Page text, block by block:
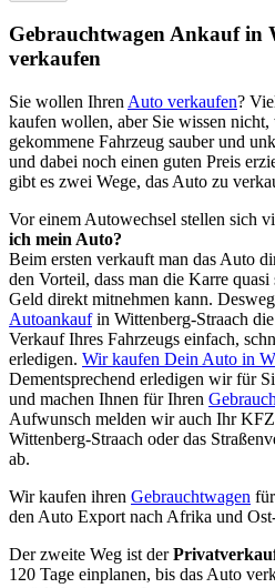
Gebrauchtwagen Ankauf in
verkaufen
Sie wollen Ihren Auto verkaufen?
kaufen wollen, aber Sie wissen nicht,
gekommene Fahrzeug sauber und
und dabei noch einen guten Preis
gibt es zwei Wege, das Auto zu
Vor einem Autowechsel stellen sich
ich mein Auto?
Beim ersten verkauft man das Auto
den Vorteil, dass man die Karre
Geld direkt mitnehmen kann.
Autoankaufin Wittenberg-Straach
Verkauf Ihres Fahrzeugs einfach,
erledigen. Wir kaufen Dein Auto in
Dementsprechend erledigen wir für
und machen Ihnen für Ihren
Aufwunsch melden wir auch Ihr
Wittenberg-Straach oder das
ab.
Wir kaufen ihren Gebrauchtwagen
den Auto Export nach Afrika und
Der zweite Weg ist der
120 Tage einplanen, bis das Auto